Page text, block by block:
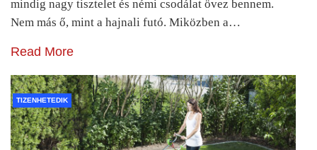
mindig nagy tisztelet és némi csodálat övez bennem.
Nem más ő, mint a hajnali futó. Miközben a…
Read More
TIZENHETEDIK